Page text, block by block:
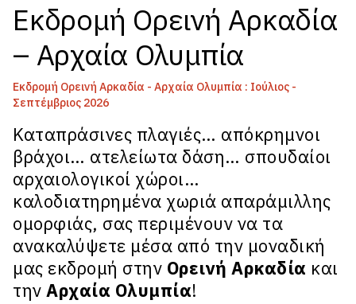
Εκδρομή Ορεινή Αρκαδία
– Αρχαία Ολυμπία
Εκδρομή Ορεινή Αρκαδία - Αρχαία Ολυμπία : Ιούλιος -
Σεπτέμβριος 2026
Καταπράσινες πλαγιές… απόκρημνοι
βράχοι… ατελείωτα δάση… σπουδαίοι
αρχαιολογικοί χώροι…
καλοδιατηρημένα χωριά απαράμιλλης
ομορφιάς, σας περιμένουν να τα
ανακαλύψετε μέσα από την μοναδική
μας εκδρομή στην Ορεινή Αρκαδία και
την Αρχαία Ολυμπία!